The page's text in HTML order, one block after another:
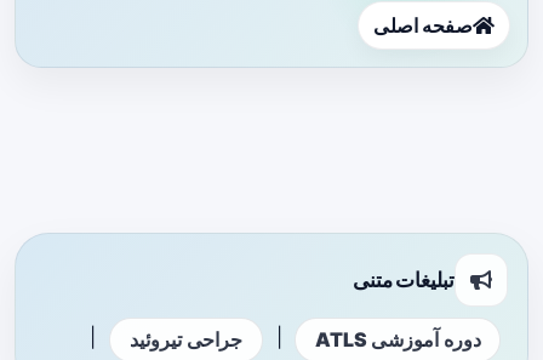
صفحه اصلی
تبلیغات متنی
دوره آموزشی ATLS جراحی تیروئید